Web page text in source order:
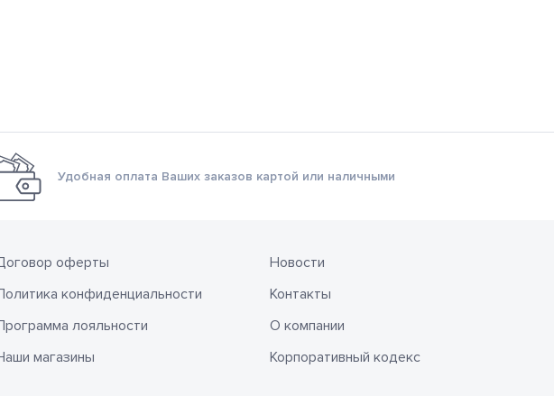
Удобная оплата Ваших заказов картой или наличными
оферты
конфиденциальности
лояльности
магазины
Новости
Контакты
О компании
Корпоративный кодекс